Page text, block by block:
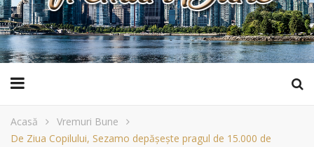
Acasă
Vremuri Bune
De Ziua Copilului, Sezamo depășește pragul de 15.000 de